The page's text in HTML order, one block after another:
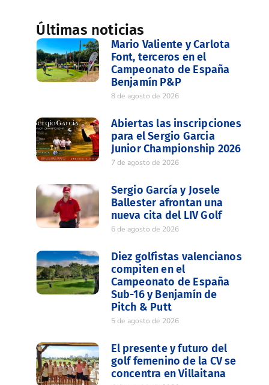
Últimas noticias
Mario Valiente y Carlota
Font, terceros en el
Campeonato de España
Benjamín P&P
8 de agosto de 2026
Abiertas las inscripciones
para el Sergio Garcia
Junior Championship 2026
7 de agosto de 2026
Sergio García y Josele
Ballester afrontan una
nueva cita del LIV Golf
6 de agosto de 2026
Diez golfistas valencianos
compiten en el
Campeonato de España
Sub-16 y Benjamín de
Pitch & Putt
5 de agosto de 2026
El presente y futuro del
golf femenino de la CV se
concentra en Villaitana